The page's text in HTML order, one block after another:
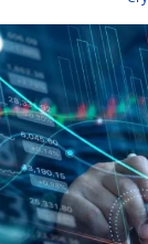
на нём 12 000
Поэтому,
становится сразу